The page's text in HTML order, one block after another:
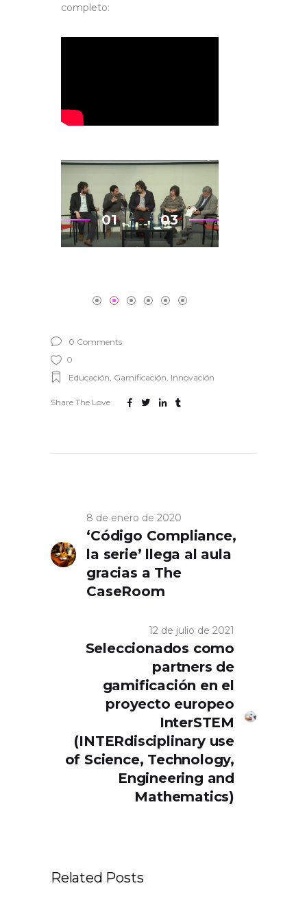
completo:
01 03
0 Comments
0
Educación Gamificación Innovación
Share The Love
8 de enero de 2020
‘Código Compliance,
la serie’ llega al aula
gracias a The
CaseRoom
12 de julio de 2021
Seleccionados como
partners de
gamificación en el
proyecto europeo
InterSTEM
(INTERdisciplinary use
of Science, Technology,
Engineering and
Mathematics)
Related Posts